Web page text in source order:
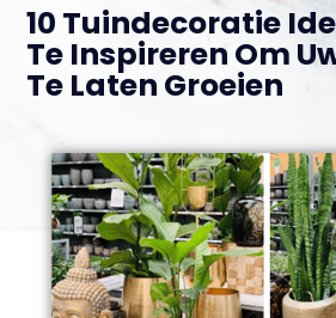
10 Tuindecoratie
Te Inspireren Om
Te Laten Groeien